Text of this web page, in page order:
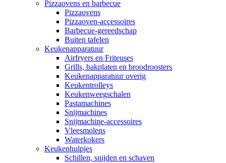
Pizzaovens en barbecue
Pizzaovens
Pizzaoven-accessoires
Barbecue-gereedschap
Buiten tafelen
Keukenapparatuur
Airfryers en Friteuses
Grills, bakplaten en broodroosters
Keukenapparatuur overig
Keukentrolleys
Keukenweegschalen
Pastamachines
Snijmachines
Snijmachine-accessoires
Vleesmolens
Waterkokers
Keukenhulpjes
Schillen, snijden en schaven